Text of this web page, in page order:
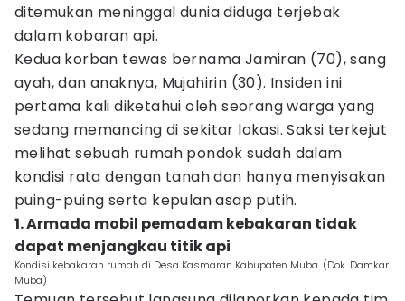
ditemukan meninggal dunia diduga terjebak
dalam kobaran api.
Kedua korban tewas bernama Jamiran (70), sang
ayah, dan anaknya, Mujahirin (30). Insiden ini
pertama kali diketahui oleh seorang warga yang
sedang memancing di sekitar lokasi. Saksi terkejut
melihat sebuah rumah pondok sudah dalam
kondisi rata dengan tanah dan hanya menyisakan
puing-puing serta kepulan asap putih.
1. Armada mobil pemadam kebakaran tidak
dapat menjangkau titik api
Kondisi kebakaran rumah di Desa Kasmaran Kabupaten Muba. (Dok. Damkar
Muba)